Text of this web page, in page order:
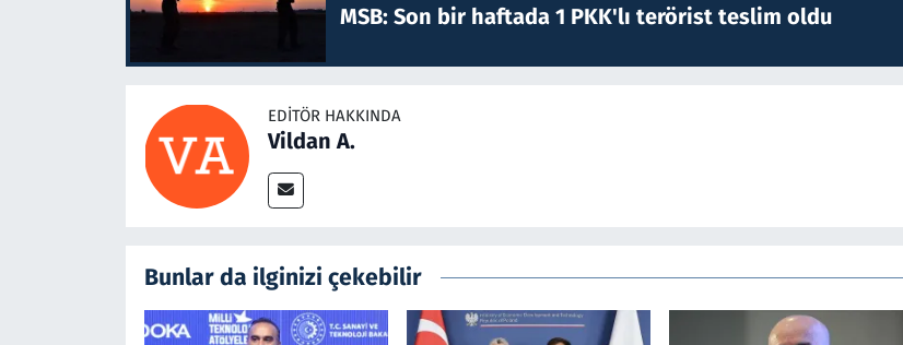
MSB: Son bir haftada 1 PKK'lı terörist teslim oldu
EDITÖR HAKKINDA
Vildan A.
Bunlar da ilginizi çekebilir